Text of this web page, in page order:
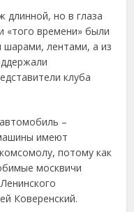
но в глаза
«того времени» были
лентами, а из
клуба
–
имеют
потому как
москвичи
Коверенский.